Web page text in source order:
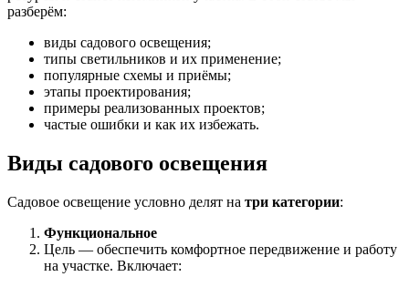
разберём:
виды садового освещения;
типы светильников и их применение;
популярные схемы и приёмы;
этапы проектирования;
примеры реализованных проектов;
частые ошибки и как их избежать.
Виды садового освещения
Садовое освещение условно делят на три категории:
Функциональное
Цель — обеспечить комфортное передвижение и работу
на участке. Включает: